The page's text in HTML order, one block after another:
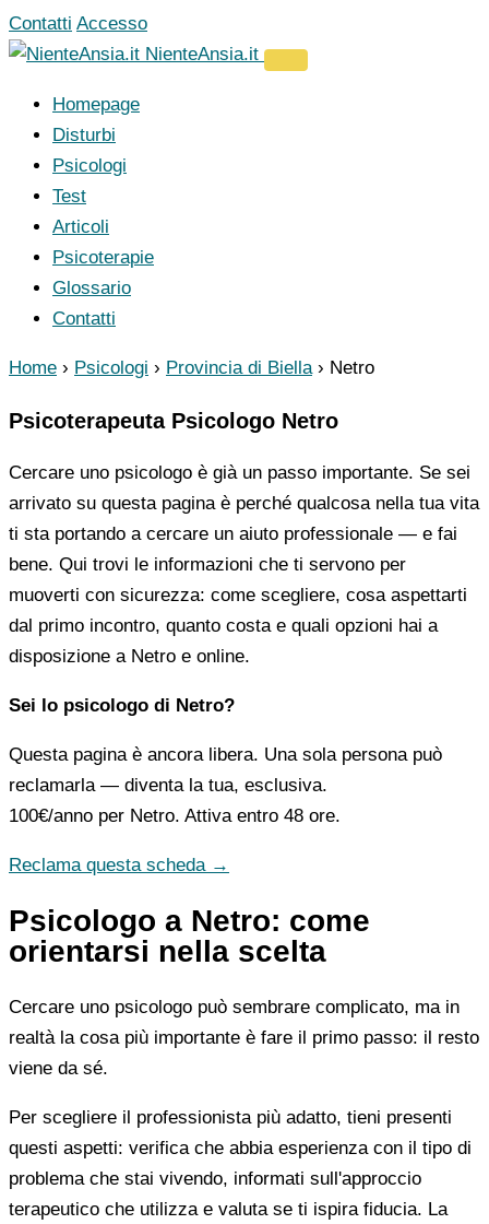
Vai
al
Contatti Accesso
NienteAnsia.it
Homepage
Disturbi
Psicologi
Test
Articoli
Psicoterapie
Glossario
Contatti
Home › Psicologi › Provincia di Biella › Netro
Psicoterapeuta Psicologo Netro
Cercare uno psicologo è già un passo importante. Se sei
arrivato su questa pagina è perché qualcosa nella tua vita
ti sta portando a cercare un aiuto professionale — e fai
bene. Qui trovi le informazioni che ti servono per
muoverti con sicurezza: come scegliere, cosa aspettarti
dal primo incontro, quanto costa e quali opzioni hai a
disposizione a Netro e online.
Sei lo psicologo di Netro?
Questa pagina è ancora libera. Una sola persona può
reclamarla — diventa la tua, esclusiva.
100€/anno per Netro. Attiva entro 48 ore.
Reclama questa scheda →
Psicologo a Netro: come
orientarsi nella scelta
Cercare uno psicologo può sembrare complicato, ma in
realtà la cosa più importante è fare il primo passo: il resto
viene da sé.
Per scegliere il professionista più adatto, tieni presenti
questi aspetti: verifica che abbia esperienza con il tipo di
problema che stai vivendo, informati sull'approccio
terapeutico che utilizza e valuta se ti ispira fiducia. La